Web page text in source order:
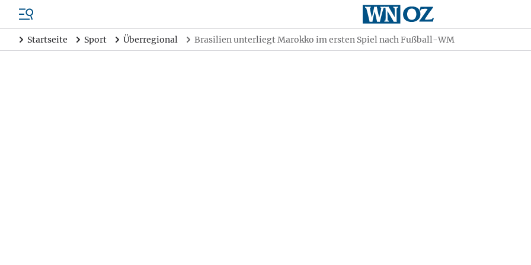
Startseite Sport Überregional Brasilien unterliegt Marokko im ersten Spiel nach Fußball-WM